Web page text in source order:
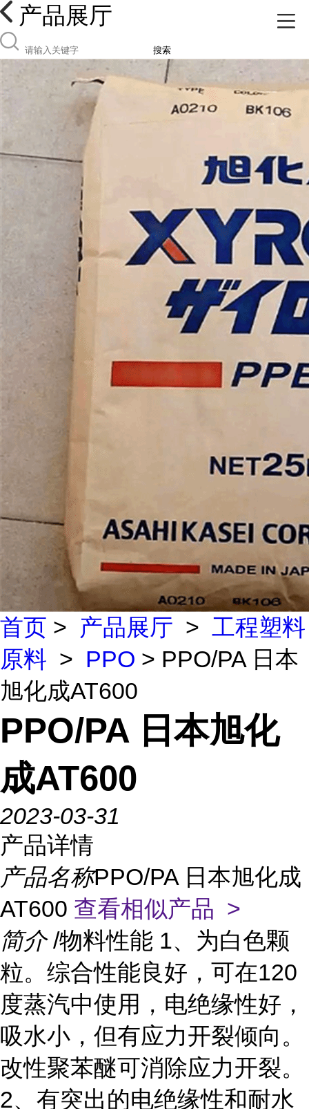
产品展厅
搜索
首页 > 产品展厅 > 工程塑料
原料 > PPO > PPO/PA 日本
旭化成AT600
PPO/PA 日本旭化
成AT600
2023-03-31
产品详情
产品名称PPO/PA 日本旭化成
AT600 查看相似产品 >
简介 /物料性能 1、为白色颗
粒。综合性能良好，可在120
度蒸汽中使用，电绝缘性好，
吸水小，但有应力开裂倾向。
改性聚苯醚可消除应力开裂。
2、有突出的电绝缘性和耐水